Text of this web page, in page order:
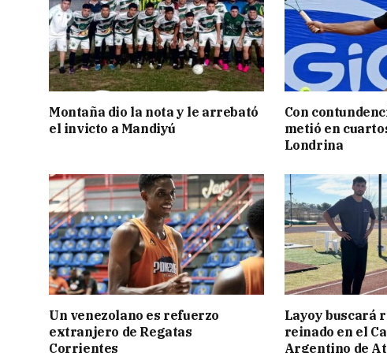
Montaña dio la nota y le arrebató
el invicto a Mandiyú
Con
metió en
Londrina
Un venezolano es refuerzo
extranjero de Regatas
Corrientes
Layoy buscará
reinado en el
Argentino de